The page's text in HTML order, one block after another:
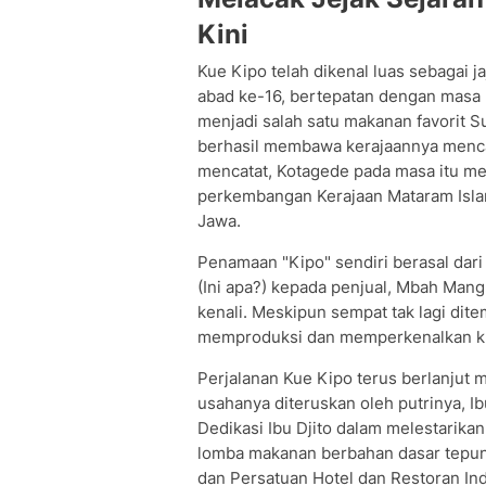
Kini
Kue Kipo telah dikenal luas sebagai
abad ke-16, bertepatan dengan
menjadi salah satu makanan favorit
berhasil membawa kerajaannya
mencatat, Kotagede pada masa itu
perkembangan Kerajaan Mataram
Jawa.
Penamaan "Kipo" sendiri berasal
(Ini apa?) kepada penjual, Mbah
kenali. Meskipun sempat tak lagi
memproduksi dan memperkenalkan
Perjalanan Kue Kipo terus berlanjut
usahanya diteruskan oleh putrinya,
Dedikasi Ibu Djito dalam
lomba makanan berbahan dasar
dan Persatuan Hotel dan Restoran